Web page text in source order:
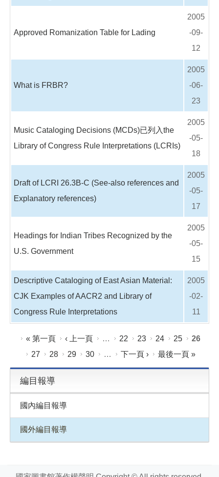
Approved Romanization Table for Lading
2005
-09-
12
What is FRBR?
2005
-06-
23
Music Cataloging Decisions (MCDs)已列入the
Library of Congress Rule Interpretations (LCRIs)
2005
-05-
18
Draft of LCRI 26.3B-C (See-also references and
Explanatory references)
2005
-05-
17
Headings for Indian Tribes Recognized by the
U.S. Government
2005
-05-
15
Descriptive Cataloging of East Asian Material:
CJK Examples of AACR2 and Library of
Congress Rule Interpretations
2005
-02-
11
頁面« 第一頁 ‹ 上一頁 … 22 23 24 25
26
27
28 29 30 … 下一頁 › 最後一頁 »
編目報導
國內編目報導
國外編目報導